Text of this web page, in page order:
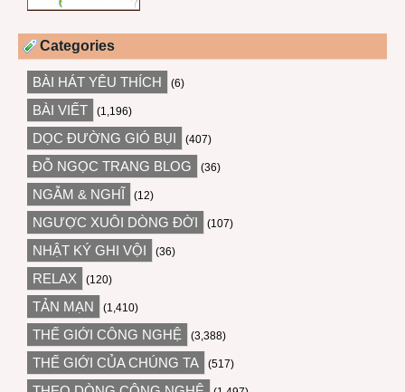
Categories
BÀI HÁT YÊU THÍCH (6)
BÀI VIẾT (1,196)
DỌC ĐƯỜNG GIÓ BỤI (407)
ĐỖ NGỌC TRANG BLOG (36)
NGẪM & NGHĨ (12)
NGƯỢC XUÔI DÒNG ĐỜI (107)
NHẬT KÝ GHI VỘI (36)
RELAX (120)
TẢN MẠN (1,410)
THẾ GIỚI CÔNG NGHỆ (3,388)
THẾ GIỚI CỦA CHÚNG TA (517)